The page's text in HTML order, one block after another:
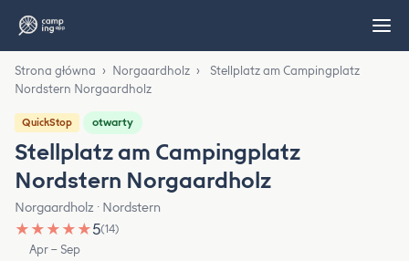
Strona główna › Norgaardholz ›
Stellplatz am Campingplatz
Nordstern Norgaardholz
QuickStop otwarty
Stellplatz am Campingplatz
Nordstern Norgaardholz
Norgaardholz · Nordstern
★ ★ ★ ★ ★5(14)
Apr – Sep